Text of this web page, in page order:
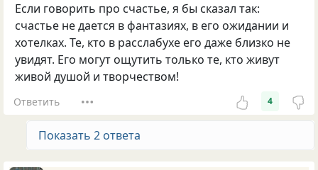
Если говорить про счастье, я бы сказал так:
счастье не дается в фантазиях, в его ожидании и
хотелках. Те, кто в расслабухе его даже близко не
увидят. Его могут ощутить только те, кто живут
живой душой и творчеством!
Ответить 4
Показать 2 ответа